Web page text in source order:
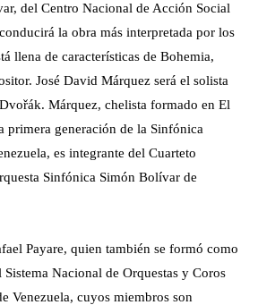
del Centro Nacional de Acción Social
la obra más interpretada por los
llena de características de Bohemia,
José David Márquez será el solista
Márquez, chelista formado en El
primera generación de la Sinfónica
es integrante del Cuarteto
Sinfónica Simón Bolívar de
Payare, quien también se formó como
Nacional de Orquestas y Coros
Venezuela, cuyos miembros son